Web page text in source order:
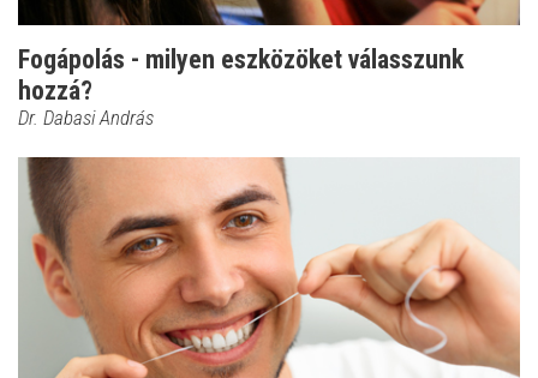
Fogápolás - milyen eszközöket válasszunk
hozzá?
Dr. Dabasi András